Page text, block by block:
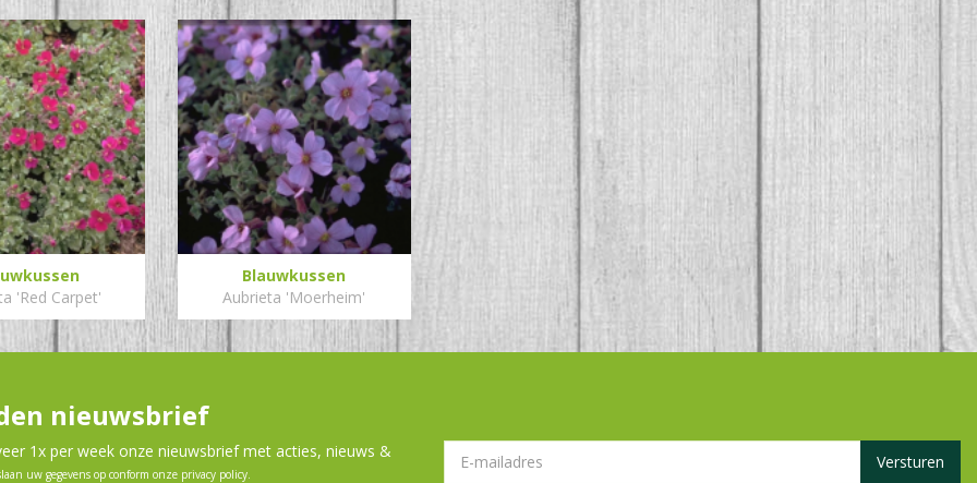
'Red Carpet'
Blauwkussen
Aubrieta 'Moerheim'
nieuwsbrief
1x per week onze nieuwsbrief met acties, nieuws &
uw gegevens op conform onze privacy policy